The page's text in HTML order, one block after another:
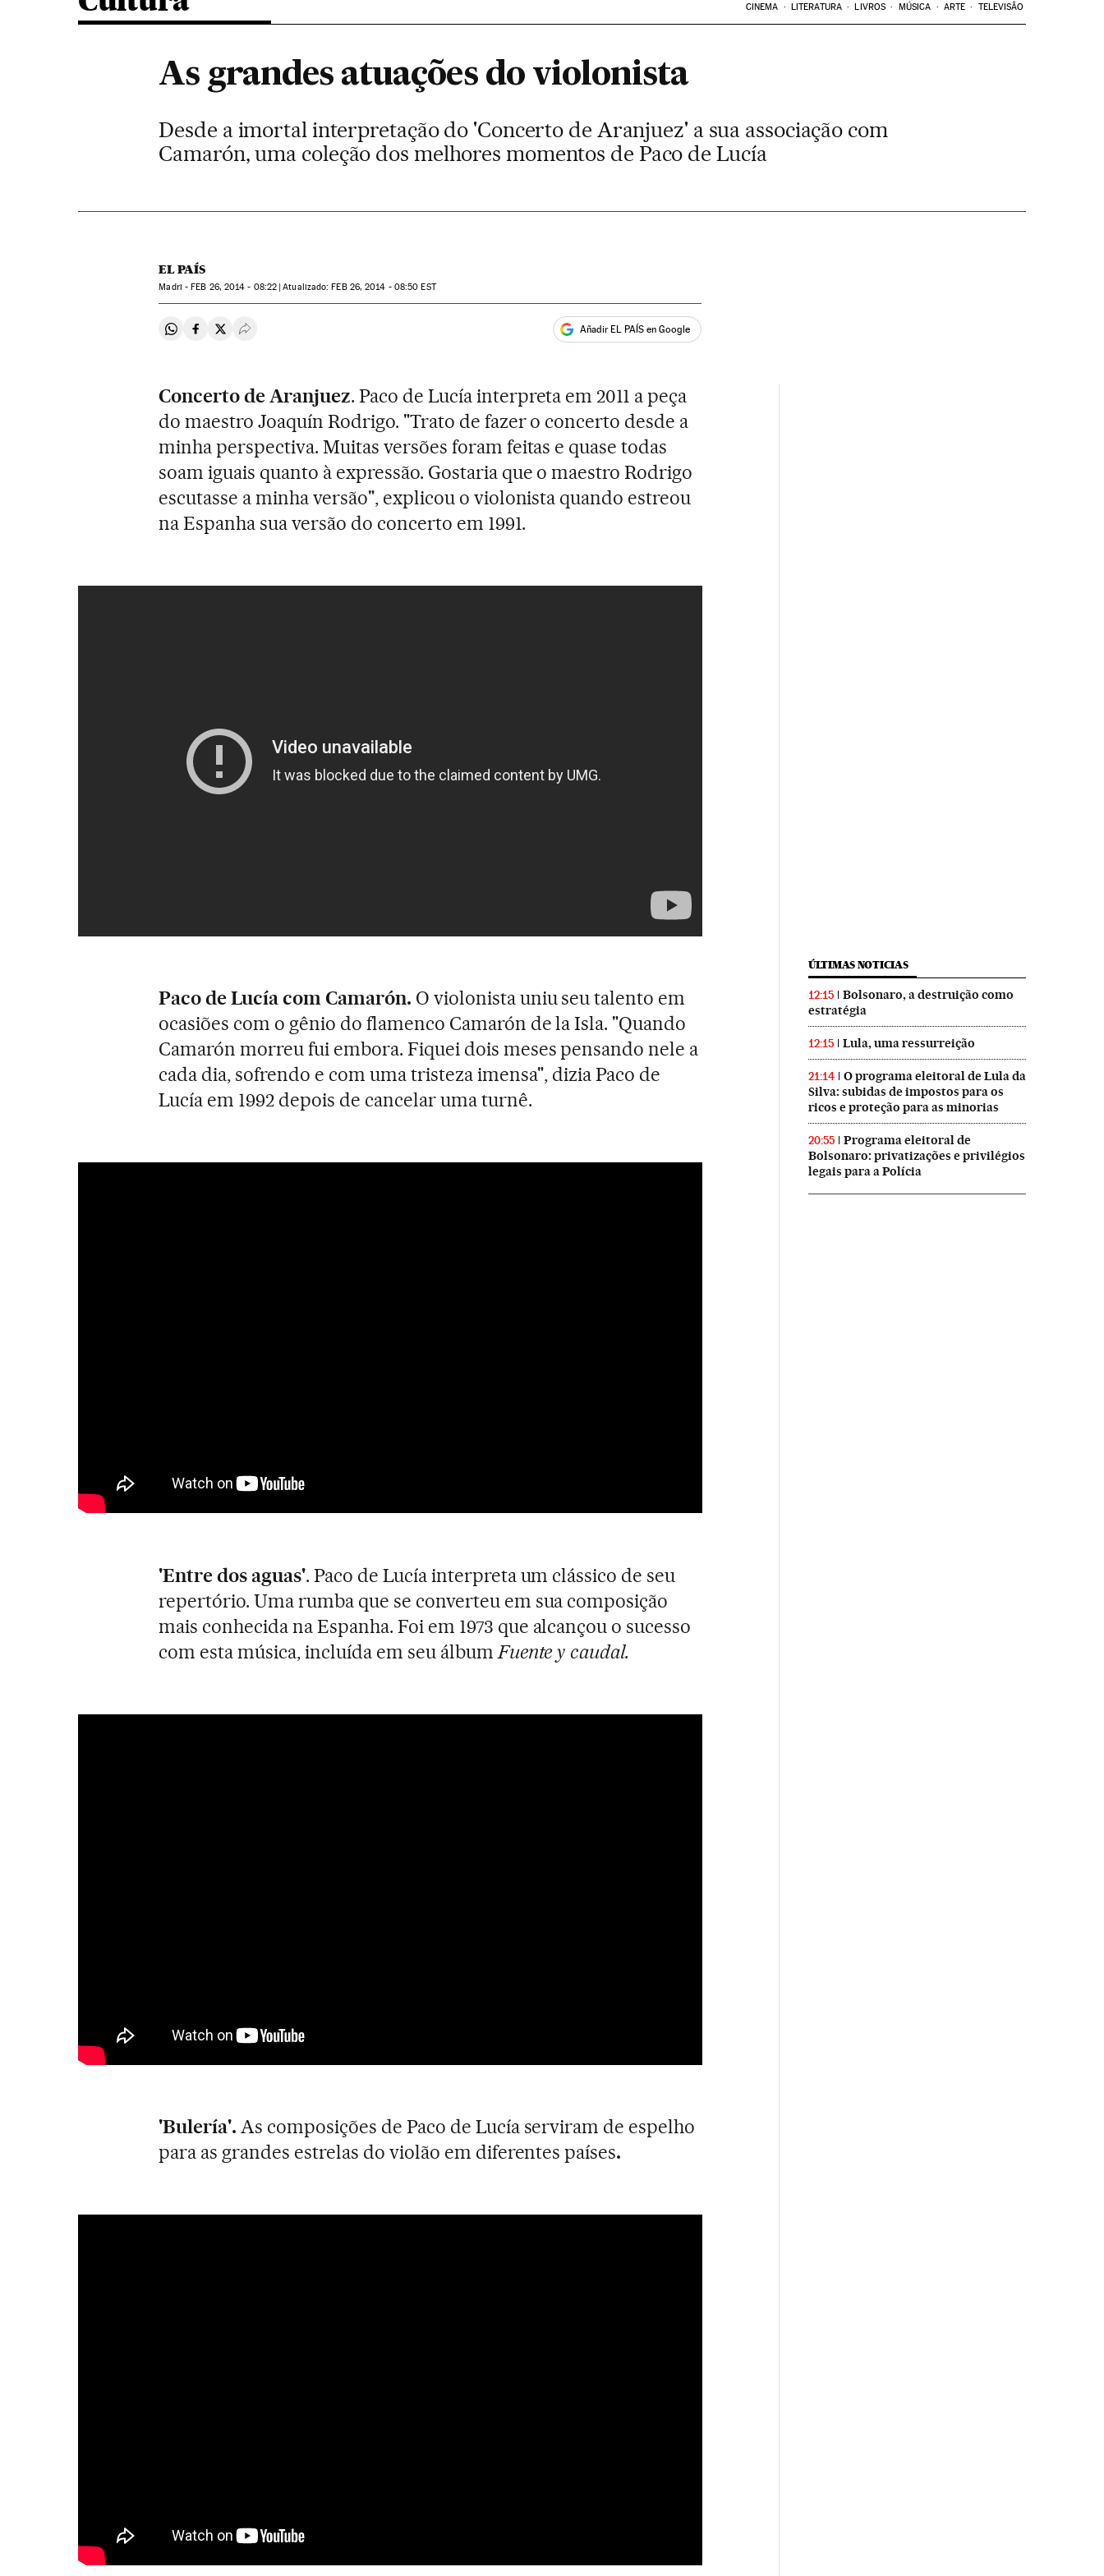
CINEMA LITERATURA LIVROS MÚSICA ARTE TELEVISÃO
As grandes atuações do violonista
Desde a imortal interpretação do 'Concerto de Aranjuez' a sua associação com
Camarón, uma coleção dos melhores momentos de Paco de Lucía
EL PAÍS
Madri -FEB 26, 2014 - 08:22 atualizado: FEB26, 2014 - 08:50 EST
Compartir en Whatsapp
Compartir en Facebook
Compartir en Twitter
Desplegar Redes Sociales Añadir EL PAÍS en Google
Concerto de Aranjuez. Paco de Lucía interpreta em 2011 a peça
do maestro Joaquín Rodrigo. "Trato de fazer o concerto desde a
minha perspectiva. Muitas versões foram feitas e quase todas
soam iguais quanto à expressão. Gostaria que o maestro Rodrigo
escutasse a minha versão", explicou o violonista quando estreou
na Espanha sua versão do concerto em 1991.
Paco de Lucía com Camarón. O violonista uniu seu talento em
ocasiões com o gênio do flamenco Camarón de la Isla. "Quando
Camarón morreu fui embora. Fiquei dois meses pensando nele a
cada dia, sofrendo e com uma tristeza imensa", dizia Paco de
Lucía em 1992 depois de cancelar uma turnê.
'Entre dos aguas'. Paco de Lucía interpreta um clássico de seu
repertório. Uma rumba que se converteu em sua composição
mais conhecida na Espanha. Foi em 1973 que alcançou o sucesso
com esta música, incluída em seu álbum Fuente y caudal.
'Bulería'.As composições de Paco de Lucía serviram de espelho
para as grandes estrelas do violão em diferentes países.
ÚLTIMAS NOTICIAS
12:15
Bolsonaro, a destruição como
estratégia
12:15 Lula, uma ressurreição
21:14
O programa eleitoral de Lula da
Silva: subidas de impostos para os
ricos e proteção para as minorias
20:55
Programa eleitoral de
Bolsonaro: privatizações e privilégios
legais para a Polícia